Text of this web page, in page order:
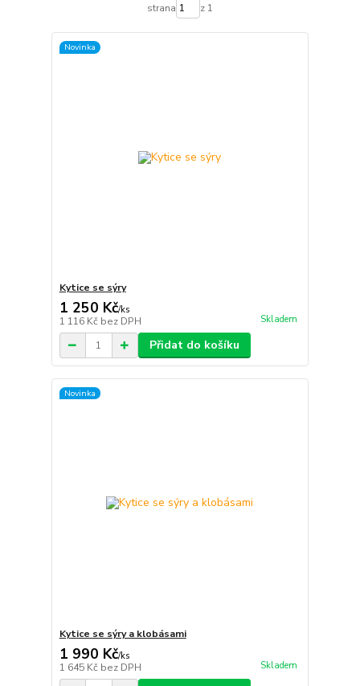
strana z 1
Novinka
Kytice se sýry
1 250 Kč/ks
1 116 Kč bez DPH Skladem
Přidat do košíku
Novinka
Kytice se sýry a klobásami
1 990 Kč/ks
1 645 Kč bez DPH Skladem